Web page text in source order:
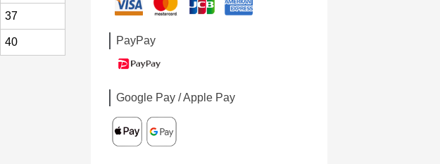
37
40 PayPay
Google Pay / Apple Pay